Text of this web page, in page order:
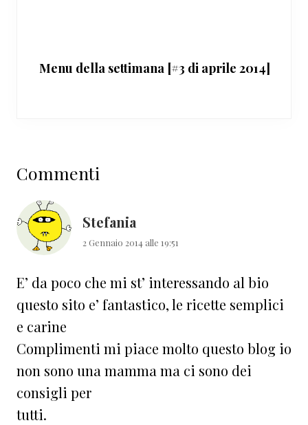
Menu della settimana [#3 di aprile 2014]
del
lettore
Commenti
Stefania
2 Gennaio 2014 alle 19:51
E’ da poco che mi st’ interessando al bio
questo sito e’ fantastico, le ricette semplici
e carine
Complimenti mi piace molto questo blog io
non sono una mamma ma ci sono dei
consigli per
tutti.